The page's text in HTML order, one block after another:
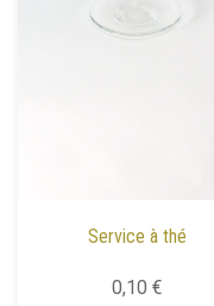
Service à thé
0,10 €